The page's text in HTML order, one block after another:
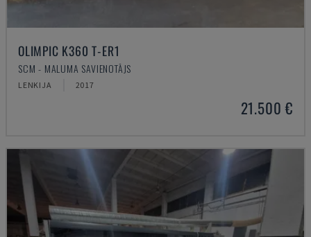
OLIMPIC K360 T-ER1
SCM - MALUMA SAVIENOTĀJS
LENKIJA 2017
21.500 €